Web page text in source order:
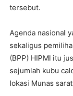
tersebut.
Agenda nasional
sekaligus
(BPP) HIPMI itu
sejumlah kubu
lokasi Munas